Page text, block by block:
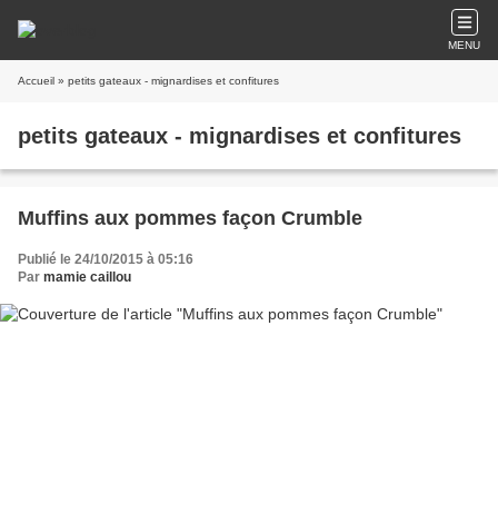
MENU
Accueil » petits gateaux - mignardises et confitures
petits gateaux - mignardises et confitures
Muffins aux pommes façon Crumble
Publié le 24/10/2015 à 05:16
Par mamie caillou